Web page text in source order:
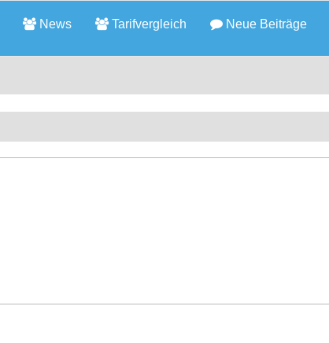
News Tarifvergleich Neue Beiträge